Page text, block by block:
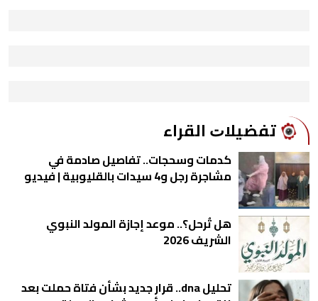
ﺗﻔﻀﻴﻼﺕ اﻟﻘﺮاء
كدمات وسحجات.. تفاصيل صادمة في
مشاجرة رجل و4 سيدات بالقليوبية | فيديو
هل تُرحل؟.. موعد إجازة المولد النبوي
الشريف 2026
تحليل dna.. قرار جديد بشأن فتاة حملت بعد